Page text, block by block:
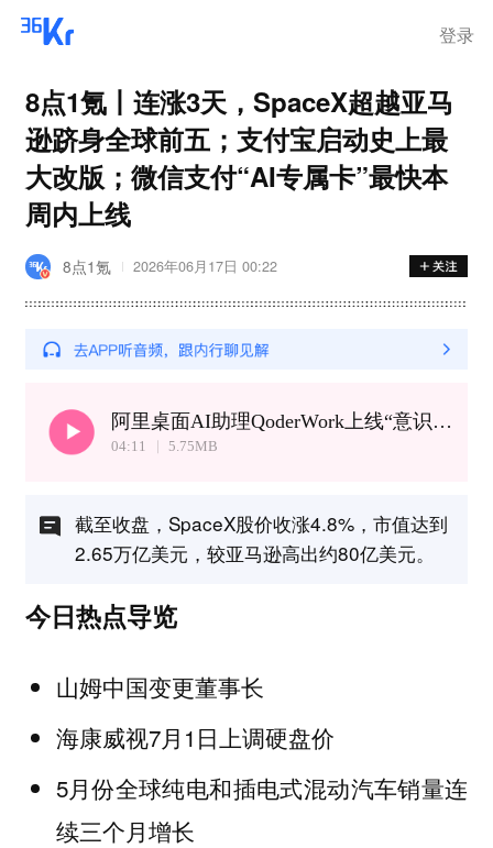
登录
8点1氪丨连涨3天，SpaceX超越亚马
逊跻身全球前五；支付宝启动史上最
大改版；微信支付“AI专属卡”最快本
周内上线
8点1氪 2026年06月17日 00:22
阿里桌面AI助理QoderWork上线“意识”功能｜山姆中国变更董事长
04:11 5.75MB
截至收盘，SpaceX股价收涨4.8%，市值达到
2.65万亿美元，较亚马逊高出约80亿美元。
今日热点导览
山姆中国变更董事长
海康威视7月1日上调硬盘价
5月份全球纯电和插电式混动汽车销量连
续三个月增长